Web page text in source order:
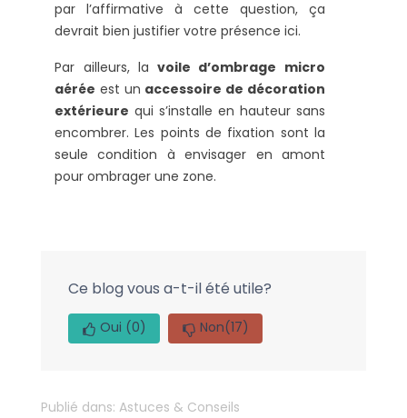
par l’affirmative à cette question, ça
devrait bien justifier votre présence ici.
Par ailleurs, la voile d’ombrage micro
aérée est un accessoire de décoration
extérieure qui s’installe en hauteur sans
encombrer. Les points de fixation sont la
seule condition à envisager en amont
pour ombrager une zone.
Ce blog vous a-t-il été utile?
Oui (0) Non(17)
Publié dans: Astuces & Conseils